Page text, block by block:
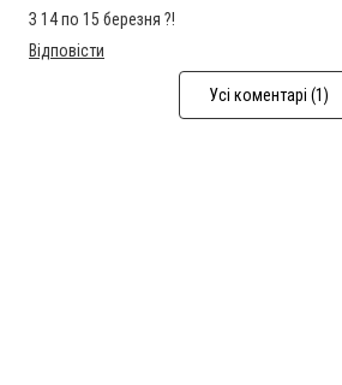
З 14 по 15 березня ?!
Відповісти
Усі коментарі (1)